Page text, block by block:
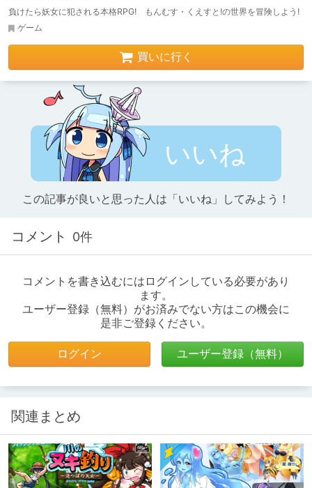
負けたら妖女に犯される本格RPG! もんむす・くえすと!の世界を冒険しよう!
ゲーム
買いに行く
いいね
この記事が良いと思った人は「いいね」してみよう！
コメント 0件
コメントを書き込むにはログインしている必要があり
ます。
ユーザー登録（無料）がお済みでない方はこの機会に
是非ご登録ください。
ログイン ユーザー登録（無料）
関連まとめ